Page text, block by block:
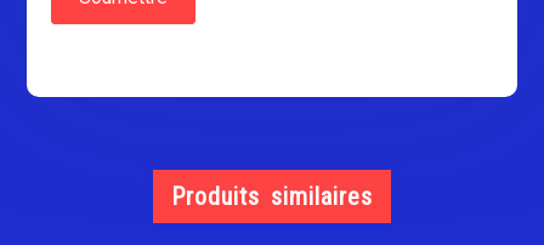
Produits similaires